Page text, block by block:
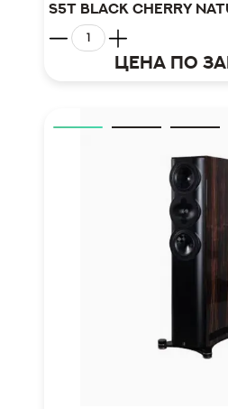
S5t Black Cherry
Цена по